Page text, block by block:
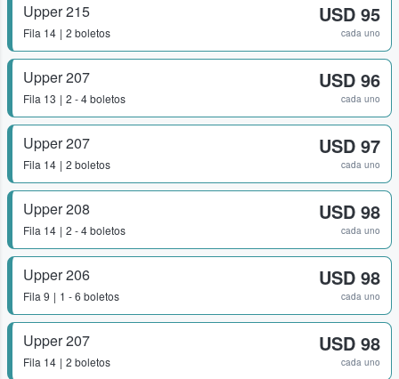
Upper 215
Fila 14 2 boletos
USD 95
cada uno
Upper 207
Fila 13 2 - 4 boletos
USD 96
cada uno
Upper 207
Fila 14 2 boletos
USD 97
cada uno
Upper 208
Fila 14 2 - 4 boletos
USD 98
cada uno
Upper 206
Fila 9 1 - 6 boletos
USD 98
cada uno
Upper 207
Fila 14 2 boletos
USD 98
cada uno